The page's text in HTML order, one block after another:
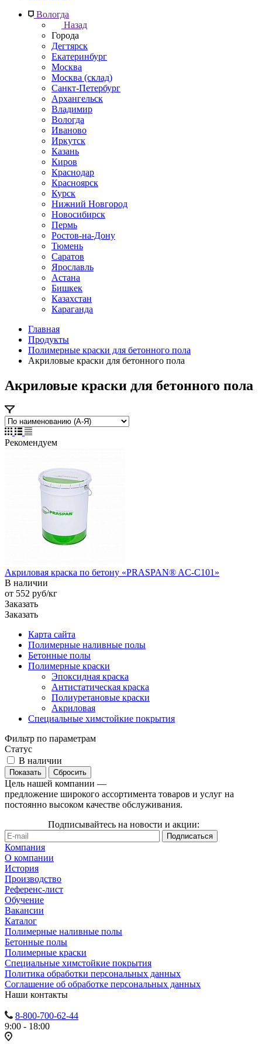
Вологда
Назад
Города
Дегтярск
Екатеринбург
Москва
Москва (склад)
Санкт-Петербург
Архангельск
Владимир
Вологда
Иваново
Иркутск
Казань
Киров
Краснодар
Красноярск
Курск
Нижний Новгород
Новосибирск
Пермь
Ростов-на-Дону
Тюмень
Саратов
Ярославль
Астана
Бишкек
Казахстан
Караганда
Главная
Продукты
Полимерные краски для бетонного пола
Акриловые краски для бетонного пола
Акриловые краски для бетонного пола
Рекомендуем
Акриловая краска по бетону «PRASPAN® AC-C101»
В наличии
от 552 руб/кг
Заказать
Заказать
Карта сайта
Полимерные наливные полы
Бетонные полы
Полимерные краски
Эпоксидная краска
Антистатическая краска
Полиуретановые краски
Акриловая
Специальные химстойкие покрытия
Фильтр по параметрам
Статус
В наличии
Сбросить
Цель нашей компании —
предложение широкого ассортимента товаров и услуг на
постоянно высоком качестве обслуживания.
Подписывайтесь на новости и акции:
Компания
О компании
История
Производство
Референс-лист
Обучение
Вакансии
Каталог
Полимерные наливные полы
Бетонные полы
Полимерные краски
Специальные химстойкие покрытия
Политика обработки персональных данных
Cоглашение об обработке персональных данных
Наши контакты
8-800-700-62-44
9:00 - 18:00